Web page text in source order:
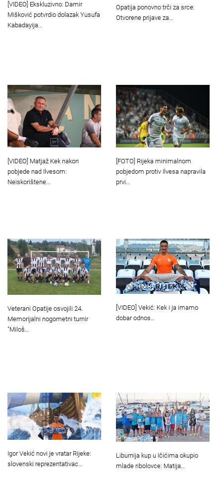
[VIDEO] Ekskluzivno: Damir
Mišković potvrdio dolazak Yusufa
Kabadayija…
Opatija ponovno trči za srce:
Otvorene prijave za…
[VIDEO] Matjaž Kek nakon
pobjede nad Ilvesom:
Neiskorištene…
[FOTO] Rijeka minimalnom
pobjedom protiv Ilvesa napravila
prvi…
Veterani Opatije osvojili 24.
Memorijalni nogometni turnir
"Miloš…
[VIDEO] Vekić: Kek i ja imamo
dobar odnos…
Igor Vekić novi je vratar Rijeke:
slovenski reprezentativac…
Liburnija kup u Ičićima okupio
mlade ribolovce: Matija…